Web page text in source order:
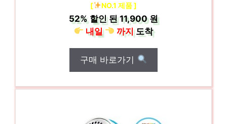
[ NO.1 제품 ]
52% 할인 된11,900 원
내일
까지도착
구매 바로가기